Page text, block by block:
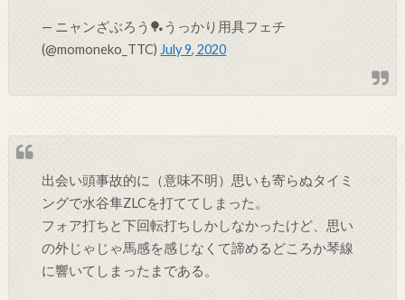
— ニャンざぶろう🏓うっかり用具フェチ
(@momoneko_TTC) July 9, 2020
出会い頭事故的に（意味不明）思いも寄らぬタイミ
ングで水谷隼ZLCを打ててしまった。
フォア打ちと下回転打ちしかしなかったけど、思い
の外じゃじゃ馬感を感じなくて諦めるどころか琴線
に響いてしまったまである。